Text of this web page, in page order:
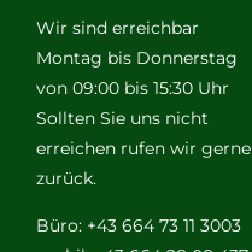
Wir sind erreichbar
Montag bis Donnerstag
von 09:00 bis 15:30 Uhr
Sollten Sie uns nicht
erreichen rufen wir gerne
zurück.
Büro: +43 664 73 11 3003